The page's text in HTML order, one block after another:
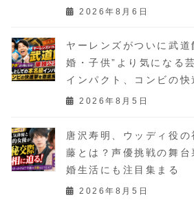
2026年8月6日
ヤーレンズがついに武
婚・子供”より気になる
インパクト、コンビの
2026年8月5日
唐沢寿明、ウッディ役
藤とは？声優挑戦の舞
婚生活にも注目集まる
2026年8月5日